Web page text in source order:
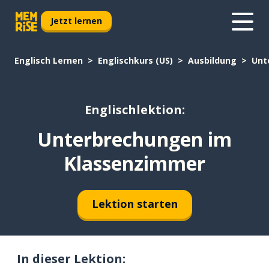
Jetzt lernen
Englisch Lernen Englischkurs (US) Ausbildung
Englischlektion:
Unterbrechungen im
Klassenzimmer
Lektion starten
In dieser Lektion: